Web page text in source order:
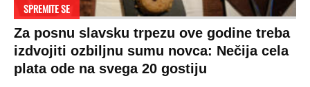
SPREMITE SE
Za posnu slavsku trpezu ove godine treba
izdvojiti ozbiljnu sumu novca: Nečija cela
plata ode na svega 20 gostiju